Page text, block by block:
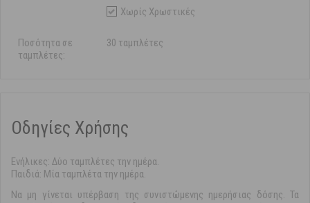
Χωρίς Χρωστικές
Ποσότητα σε
ταμπλέτες:
30 ταμπλέτες
Οδηγίες Χρήσης
Ενήλικες: Δύο ταμπλέτες την ημέρα.
Παιδιά: Μία ταμπλέτα την ημέρα.
Να μη γίνεται υπέρβαση της συνιστώμενης ημερήσιας δόσης. Τα